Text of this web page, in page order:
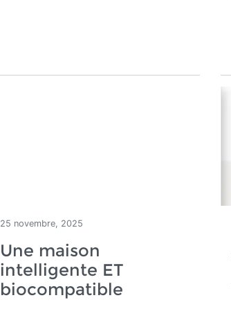
25 novembre, 2025
Une maison
intelligente ET
biocompatible